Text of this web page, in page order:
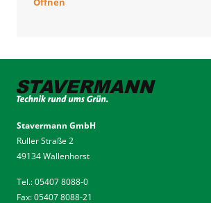
Stavermann GmbH
Ruller Straße 2
49134 Wallenhorst
Tel.: 05407 8088-0
Fax: 05407 8088-21